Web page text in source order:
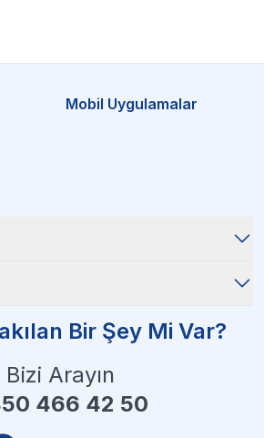
Mobil Uygulamalar
Bir Şey Mi Var?
Bizi Arayın
466 42 50